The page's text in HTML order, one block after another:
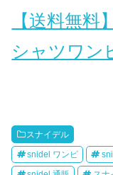
【送料無
シャツワン
スナイデル
snidel ワンピ